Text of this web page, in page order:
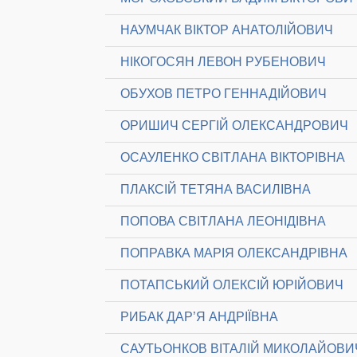
НАУМЧАК ВІКТОР АНАТОЛІЙОВИЧ
НІКОГОСЯН ЛЕВОН РУБЕНОВИЧ
ОБУХОВ ПЕТРО ГЕННАДІЙОВИЧ
ОРИШИЧ СЕРГІЙ ОЛЕКСАНДРОВИЧ
ОСАУЛЕНКО СВІТЛАНА ВІКТОРІВНА
ПЛАКСІЙ ТЕТЯНА ВАСИЛІВНА
ПОПОВА СВІТЛАНА ЛЕОНІДІВНА
ПОПРАВКА МАРІЯ ОЛЕКСАНДРІВНА
ПОТАПСЬКИЙ ОЛЕКСІЙ ЮРІЙОВИЧ
РИБАК ДАР’Я АНДРІЇВНА
САУТЬОНКОВ ВІТАЛІЙ